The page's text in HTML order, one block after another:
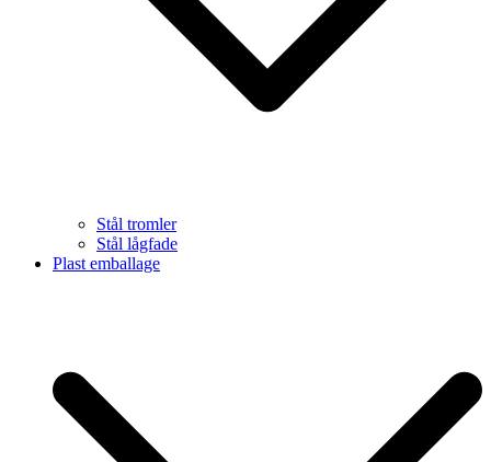
Stål tromler
Stål lågfade
Plast emballage